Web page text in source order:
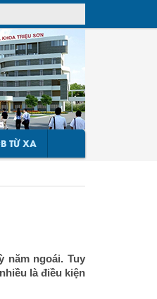
TỪ XA
năm ngoái. Tuy
là điều kiện